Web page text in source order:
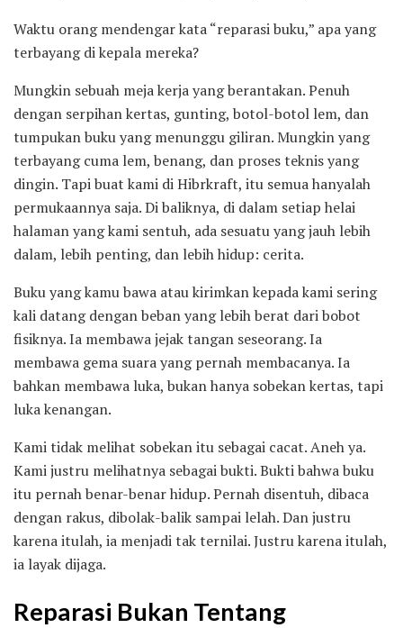
Waktu orang mendengar kata “reparasi buku,” apa yang
terbayang di kepala mereka?
Mungkin sebuah meja kerja yang berantakan. Penuh
dengan serpihan kertas, gunting, botol-botol lem, dan
tumpukan buku yang menunggu giliran. Mungkin yang
terbayang cuma lem, benang, dan proses teknis yang
dingin. Tapi buat kami di Hibrkraft, itu semua hanyalah
permukaannya saja. Di baliknya, di dalam setiap helai
halaman yang kami sentuh, ada sesuatu yang jauh lebih
dalam, lebih penting, dan lebih hidup: cerita.
Buku yang kamu bawa atau kirimkan kepada kami sering
kali datang dengan beban yang lebih berat dari bobot
fisiknya. Ia membawa jejak tangan seseorang. Ia
membawa gema suara yang pernah membacanya. Ia
bahkan membawa luka, bukan hanya sobekan kertas, tapi
luka kenangan.
Kami tidak melihat sobekan itu sebagai cacat. Aneh ya.
Kami justru melihatnya sebagai bukti. Bukti bahwa buku
itu pernah benar-benar hidup. Pernah disentuh, dibaca
dengan rakus, dibolak-balik sampai lelah. Dan justru
karena itulah, ia menjadi tak ternilai. Justru karena itulah,
ia layak dijaga.
Reparasi Bukan Tentang